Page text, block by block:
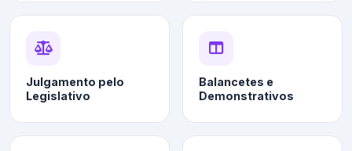
Julgamento pelo
Legislativo
Balancetes e
Demonstrativos